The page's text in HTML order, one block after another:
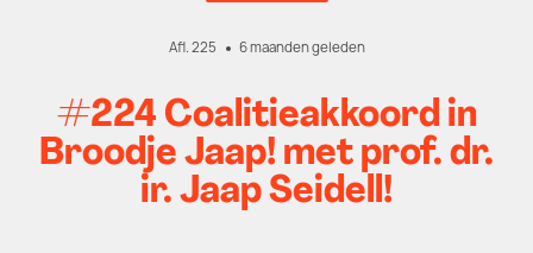
Afl. 225 6 maanden geleden
#224 Coalitieakkoord in
Broodje Jaap! met prof. dr.
ir. Jaap Seidell!